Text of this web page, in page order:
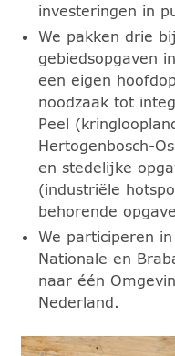
investeringen in
We pakken drie
gebiedsopgaven
een eigen
noodzaak tot
Peel
Hertogenbosch-
en stedelijke
(industriële
behorende
We participeren
Nationale en
naar één
Nederland.